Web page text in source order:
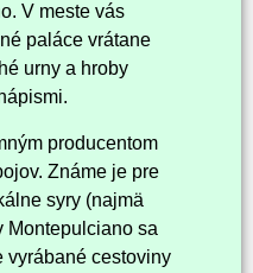
V meste vás
paláce vrátane
urny a hroby
producentom
Známe je pre
syry (najmä
Montepulciano sa
vyrábané cestoviny